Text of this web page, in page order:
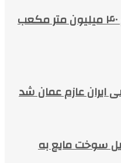
روز گذشته با کمک مردم ۴۰ میلیون متر مکعب
عازم عمان شد
سوخت مایع به